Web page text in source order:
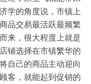
学的角度说，市镇上
品交易最活跃最频繁
来，很大程度上就是
铺选择在市镇繁华的
自己的商品主动迎向
客，就能起到促销的